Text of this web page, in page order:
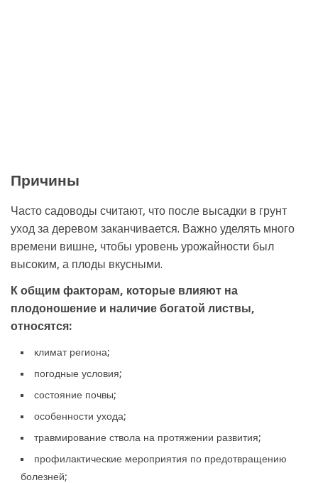
Причины
Часто садоводы считают, что после высадки в грунт
уход за деревом заканчивается. Важно уделять много
времени вишне, чтобы уровень урожайности был
высоким, а плоды вкусными.
К общим факторам, которые влияют на
плодоношение и наличие богатой листвы,
относятся:
климат региона;
погодные условия;
состояние почвы;
особенности ухода;
травмирование ствола на протяжении развития;
профилактические мероприятия по предотвращению
болезней;